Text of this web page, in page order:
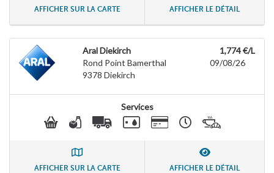
AFFICHER SUR LA CARTE AFFICHER LE DÉTAIL
Aral Diekirch
Rond Point Bamerthal
9378 Diekirch
1,774 €/L
09/08/26
Services
AFFICHER SUR LA CARTE AFFICHER LE DÉTAIL